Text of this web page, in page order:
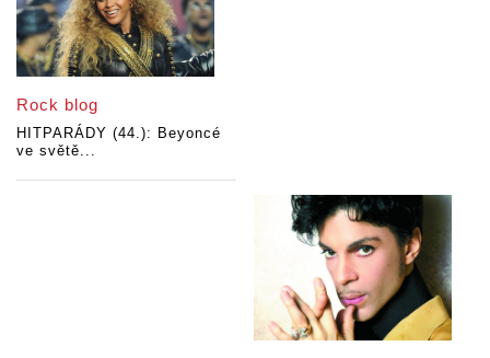
Rock blog
HITPARÁDY (44.): Beyoncé
ve světě...